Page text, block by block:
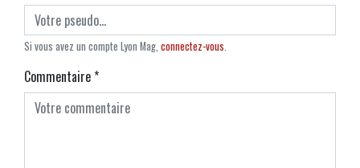
Si vous avez un compte Lyon Mag, connectez-vous.
Commentaire*